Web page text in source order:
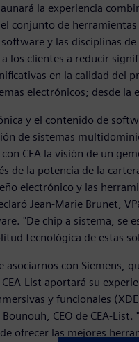
la experiencia
conjunto de
y las disciplinas
los clientes a reducir
en la calidad del
electrónicos; desde
y el contenido de
de sistemas
CEA la visión de un
de la potencia de la
electrónico y las
Jean-Marie Brunet,
"De chip a sistema, se
tecnológica de estas
asociarnos con
List aportará su
y funcionales
CEO de CEA-
ofrecer las mejores